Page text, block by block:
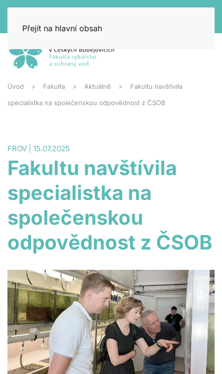
Přejít na hlavní obsah
Úvod Fakulta Aktuálně Fakultu navštívila
specialistka na společenskou odpovědnost z ČSOB
FROV | 15.07.2025
Fakultu navštívila
specialistka na
společenskou
odpovědnost z ČSOB